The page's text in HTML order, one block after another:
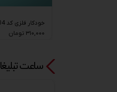
خودکار فلزی کد Q-04
۳۱۰,۰۰۰ تومان
ساعت